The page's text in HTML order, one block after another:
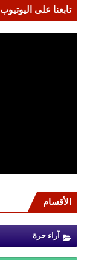
تابعنا على اليوتيوب
الأقسام
آراء حرة